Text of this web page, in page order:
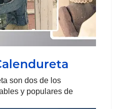
son dos de los
y populares de